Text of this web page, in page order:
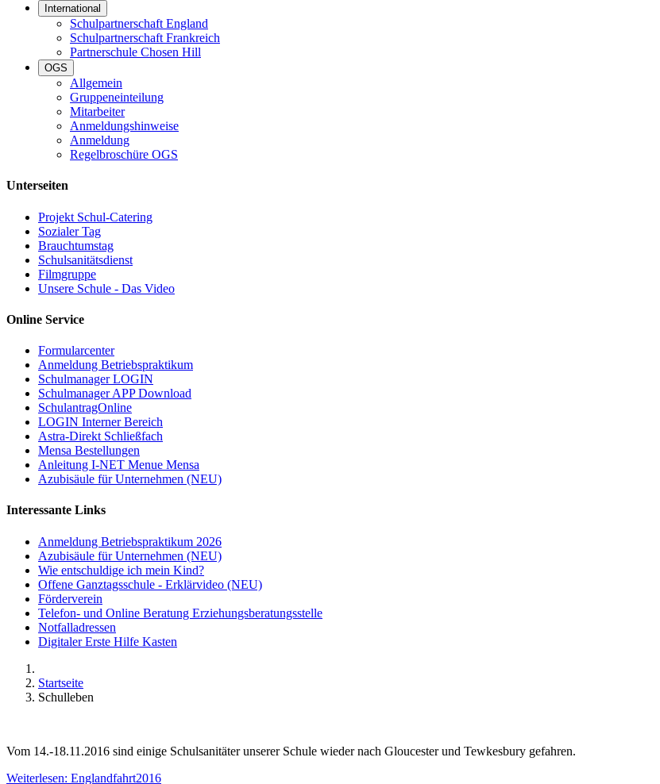
International
Schulpartnerschaft England
Schulpartnerschaft Frankreich
Partnerschule Chosen Hill
OGS
Allgemein
Gruppeneinteilung
Mitarbeiter
Anmeldungshinweise
Anmeldung
Regelbroschüre OGS
Unterseiten
Projekt Schul-Catering
Sozialer Tag
Brauchtumstag
Schulsanitätsdienst
Filmgruppe
Unsere Schule - Das Video
Online Service
Formularcenter
Anmeldung Betriebspraktikum
Schulmanager LOGIN
Schulmanager APP Download
SchulantragOnline
LOGIN Interner Bereich
Astra-Direkt Schließfach
Mensa Bestellungen
Anleitung I-NET Menue Mensa
Azubisäule für Unternehmen (NEU)
Interessante Links
Anmeldung Betriebspraktikum 2026
Azubisäule für Unternehmen (NEU)
Wie entschuldige ich mein Kind?
Offene Ganztagsschule - Erklärvideo (NEU)
Förderverein
Telefon- und Online Beratung Erziehungsberatungsstelle
Notfalladressen
Digitaler Erste Hilfe Kasten
Startseite
Schulleben
Vom 14.-18.11.2016 sind einige Schulsanitäter unserer Schule wieder nach Gloucester und Tewkesbury gefahren.
Weiterlesen: Englandfahrt2016